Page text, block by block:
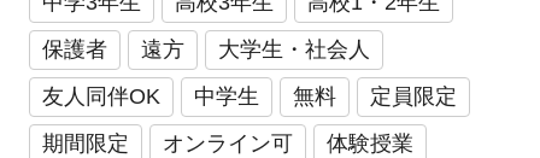
保護者
遠方
大学生・社会人
友人同伴OK
中学生 無料
定員限定
期間限定
オンライン可
体験授業